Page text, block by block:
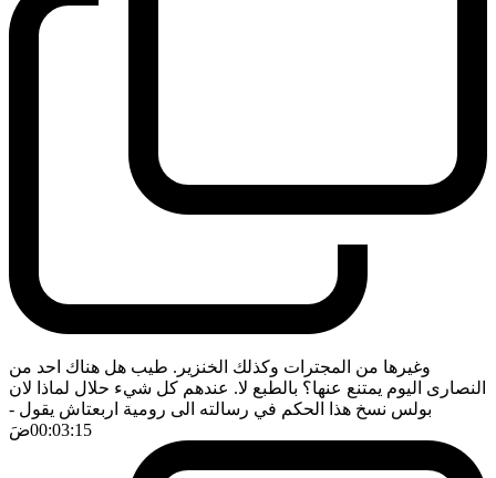
وغيرها من المجترات وكذلك الخنزير. طيب هل هناك احد من
النصارى اليوم يمتنع عنها؟ بالطبع لا. عندهم كل شيء حلال لماذا لان
بولس نسخ هذا الحكم في رسالته الى رومية اربعتاش يقول -
00:03:15ضَ